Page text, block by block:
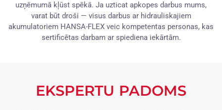
uzņēmumā kļūst spēkā. Ja uzticat apkopes darbus mums,
varat būt droši — visus darbus ar hidrauliskajiem
akumulatoriem HANSA-FLEX veic kompetentas personas, kas
sertificētas darbam ar spiediena iekārtām.
EKSPERTU PADOMS